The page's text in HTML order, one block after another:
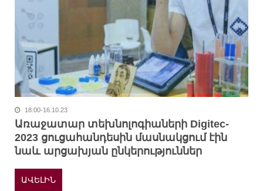
18:00-16.10.23
Առաջատար տեխնոլոգիաների Digitec-
2023 ցուցահանդեսին մասնակցում էին
նաև արցախյան ընկերություններ
ԱՎԵԼԻՆ